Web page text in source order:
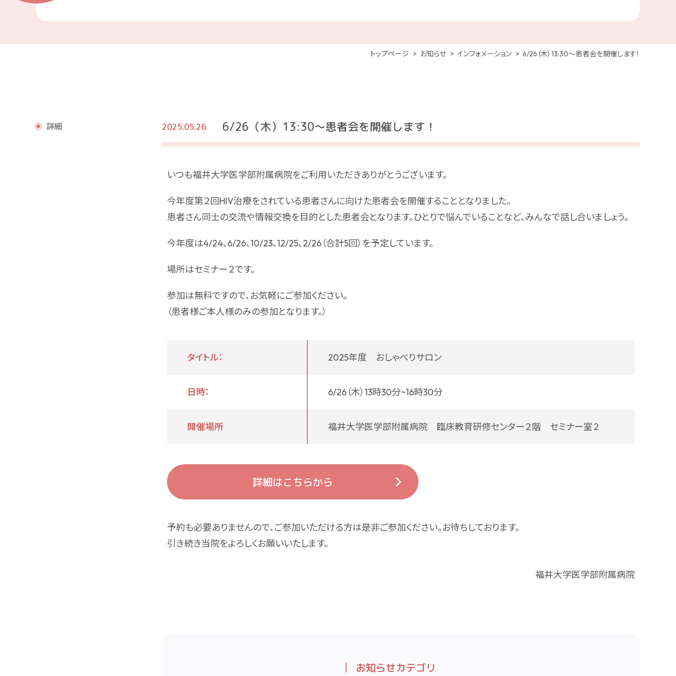
トップページ お知らせ インフォメーション 6/26（木）13:30～患者会を開催します！
詳細 2025.05.26 6/26（木）13:30～患者会を開催します！
いつも福井大学医学部附属病院をご利用いただきありがとうございます。
今年度第２回HIV治療をされている患者さんに向けた患者会を開催することとなりました。
患者さん同士の交流や情報交換を目的とした患者会となります。ひとりで悩んでいることなど、みんなで話し合いましょう。
今年度は4/24、6/26、10/23、12/25、2/26（合計5回）を予定しています。
場所はセミナー２です。
参加は無料ですので、お気軽にご参加ください。
（患者様ご本人様のみの参加となります。）
タイトル： 2025年度 おしゃべりサロン
日時： 6/26（木）13時30分~16時30分
開催場所 福井大学医学部附属病院 臨床教育研修センター２階 セミナー室２
詳細はこちらから
予約も必要ありませんので、ご参加いただける方は是非ご参加ください。お待ちしております。
引き続き当院をよろしくお願いいたします。
福井大学医学部附属病院
お知らせカテゴリ